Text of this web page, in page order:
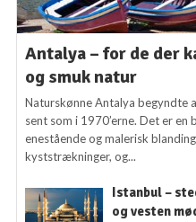
Antalya – for de der
og smuk natur
Naturskønne Antalya begyndte
sent som i 1970’erne. Det er en
enestående og malerisk
kyststrækninger, og...
Istanbul –
og vesten